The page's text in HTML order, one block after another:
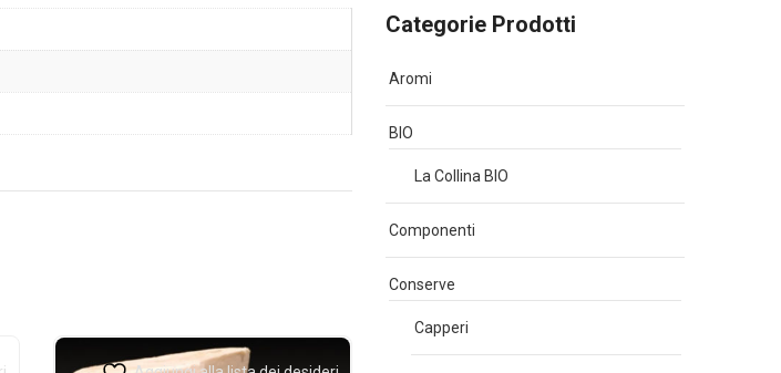
Categorie Prodotti
Aromi
BIO
La Collina BIO
Componenti
Conserve
Capperi